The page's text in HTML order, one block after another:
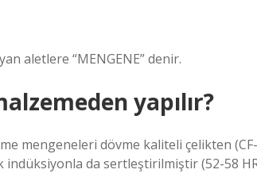
aletlere “MENGENE” denir.
yapılır?
mengeneleri dövme kaliteli çelikten (CF-
da sertleştirilmiştir (52-58